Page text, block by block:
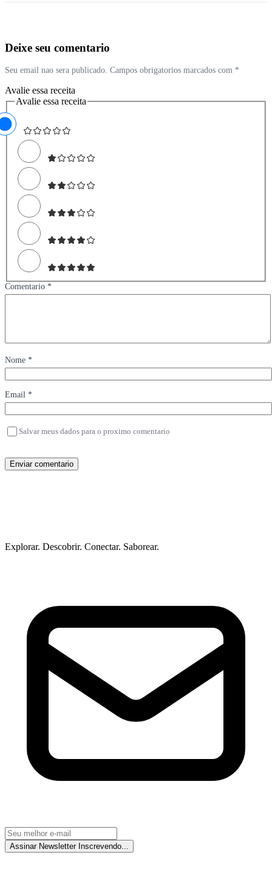
Deixe seu comentario
Seu email nao sera publicado. Campos obrigatorios marcados com *
Avalie essa receita
Avalie essa receita
Comentario *
Nome *
Email *
Salvar meus dados para o proximo comentario
Enviar comentario
Explorar. Descobrir. Conectar. Saborear.
Assinar Newsletter Inscrevendo...